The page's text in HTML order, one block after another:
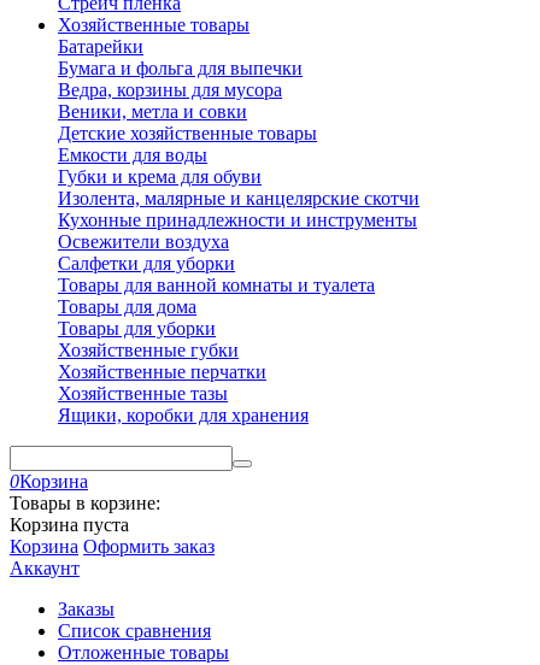
Хозяйственные товары
Батарейки
Бумага и фольга для выпечки
Ведра, корзины для мусора
Веники, метла и совки
Детские хозяйственные товары
Емкости для воды
Губки и крема для обуви
Изолента, малярные и канцелярские скотчи
Кухонные принадлежности и инструменты
Освежители воздуха
Салфетки для уборки
Товары для ванной комнаты и туалета
Товары для дома
Товары для уборки
Хозяйственные губки
Хозяйственные перчатки
Хозяйственные тазы
Ящики, коробки для хранения
0Корзина
Товары в корзине:
Корзина пуста
Корзина Оформить заказ
Аккаунт
Заказы
Список сравнения
Отложенные товары